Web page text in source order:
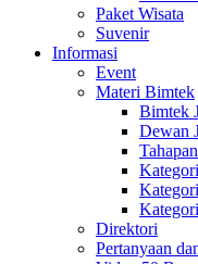
Paket Wisata
Suvenir
Informasi
Event
Materi Bimtek
Bimtek
Dewan
Direktori
Pertanyaan